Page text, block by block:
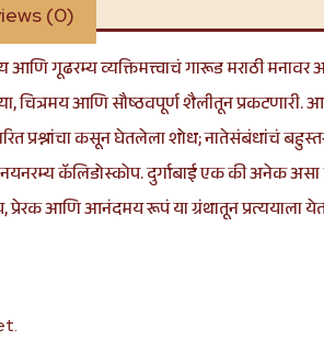
(0)
आणि गूढरम्य व्यक्तिमत्त्वाचं गारूड मराठी
चित्रमय आणि सौष्ठवपूर्ण शैलीतून
प्रश्नांचा कसून घेतलेला शोध;
कॅलिडोस्कोप. दुर्गाबाई एक की अनेक असा
आणि आनंदमय रूपं या ग्रंथातून प्रत्ययाला